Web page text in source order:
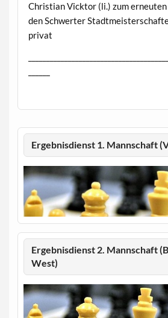
Christian Vicktor (li.) zum
den Schwerter
privat
Ergebnisdienst 1. Mannschaft
Ergebnisdienst 2. Mannschaft
West)